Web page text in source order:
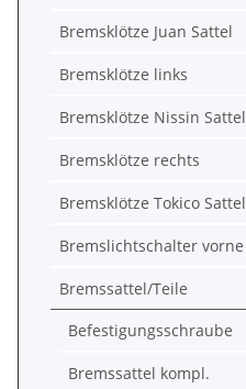
Bremsklötze Juan Sattel
Bremsklötze links
Bremsklötze Nissin Sattel
Bremsklötze rechts
Bremsklötze Tokico Sattel
Bremslichtschalter vorne
Bremssattel/Teile
Befestigungsschraube
Bremssattel kompl.